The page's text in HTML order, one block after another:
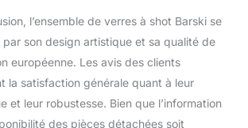
l’ensemble de verres à shot Barski se
son design artistique et sa qualité de
européenne. Les avis des clients
la satisfaction générale quant à leur
et leur robustesse. Bien que l’information
des pièces détachées soit